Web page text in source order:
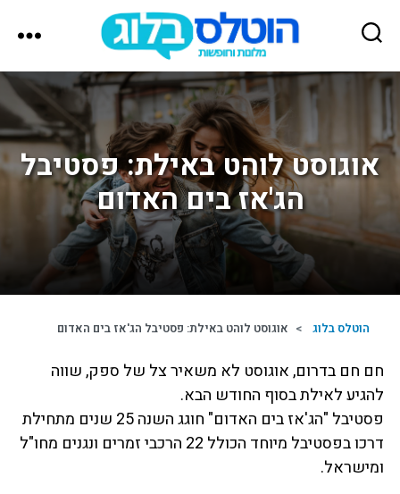
הוטלס
בלוג
אוגוסט לוהט באילת: פסטיבל
הג'אז בים האדום
הוטלס בלוג > אוגוסט לוהט באילת: פסטיבל הג'אז בים האדום
חם חם בדרום, אוגוסט לא משאיר צל של ספק, שווה
להגיע לאילת בסוף החודש הבא.
פסטיבל "הג'אז בים האדום" חוגג השנה 25 שנים מתחילת
דרכו בפסטיבל מיוחד הכולל 22 הרכבי זמרים ונגנים מחו"ל
ומישראל.